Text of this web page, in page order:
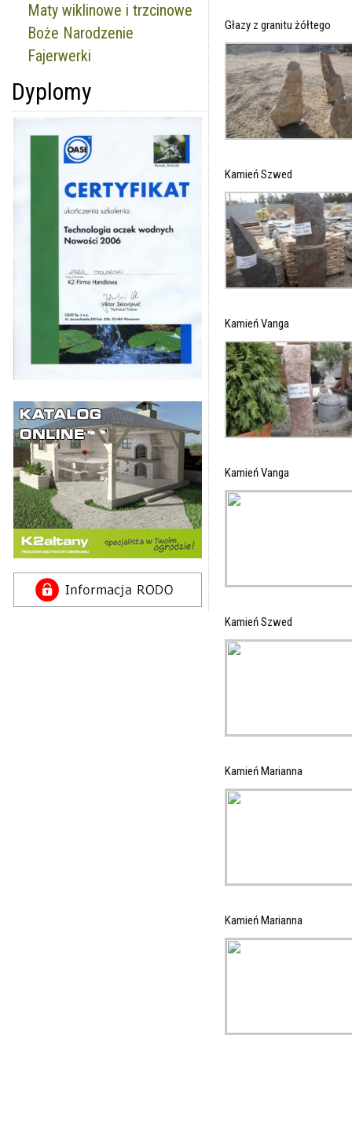
Maty wiklinowe i trzcinowe
Boże Narodzenie
Fajerwerki
Dyplomy
Głazy z granitu żółtego
Kamień Szwed
Kamień Vanga
Kamień Vanga
Kamień Szwed
Kamień Marianna
Kamień Marianna